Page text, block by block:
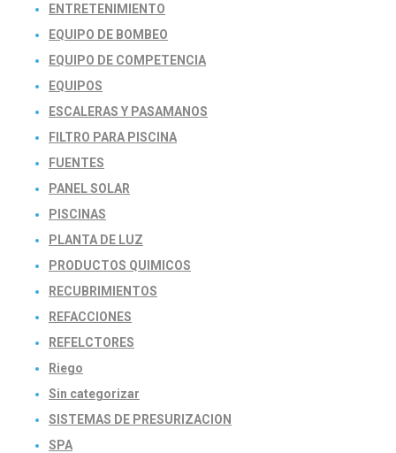
ENTRETENIMIENTO
EQUIPO DE BOMBEO
EQUIPO DE COMPETENCIA
EQUIPOS
ESCALERAS Y PASAMANOS
FILTRO PARA PISCINA
FUENTES
PANEL SOLAR
PISCINAS
PLANTA DE LUZ
PRODUCTOS QUIMICOS
RECUBRIMIENTOS
REFACCIONES
REFELCTORES
Riego
Sin categorizar
SISTEMAS DE PRESURIZACION
SPA